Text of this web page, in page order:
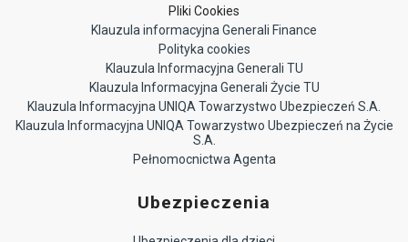
Pliki Cookies
Klauzula informacyjna Generali Finance
Polityka cookies
Klauzula Informacyjna Generali TU
Klauzula Informacyjna Generali Życie TU
Klauzula Informacyjna UNIQA Towarzystwo Ubezpieczeń S.A.
Klauzula Informacyjna UNIQA Towarzystwo Ubezpieczeń na Życie
S.A.
Pełnomocnictwa Agenta
Ubezpieczenia